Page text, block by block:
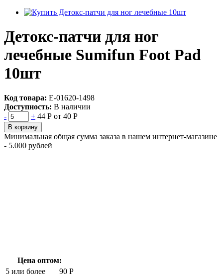
Детокс-патчи для ног
лечебные Sumifun Foot Pad
10шт
Код товара: Е-01620-1498
Доступность: В наличии
-
+ 44 Р от 40 Р
В корзину
Минимальная общая сумма заказа в нашем интернет-магазине
- 5.000 рублей
Цена оптом:
5 или более
90 Р